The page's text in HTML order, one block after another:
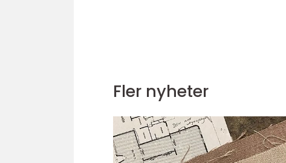
Fler nyheter